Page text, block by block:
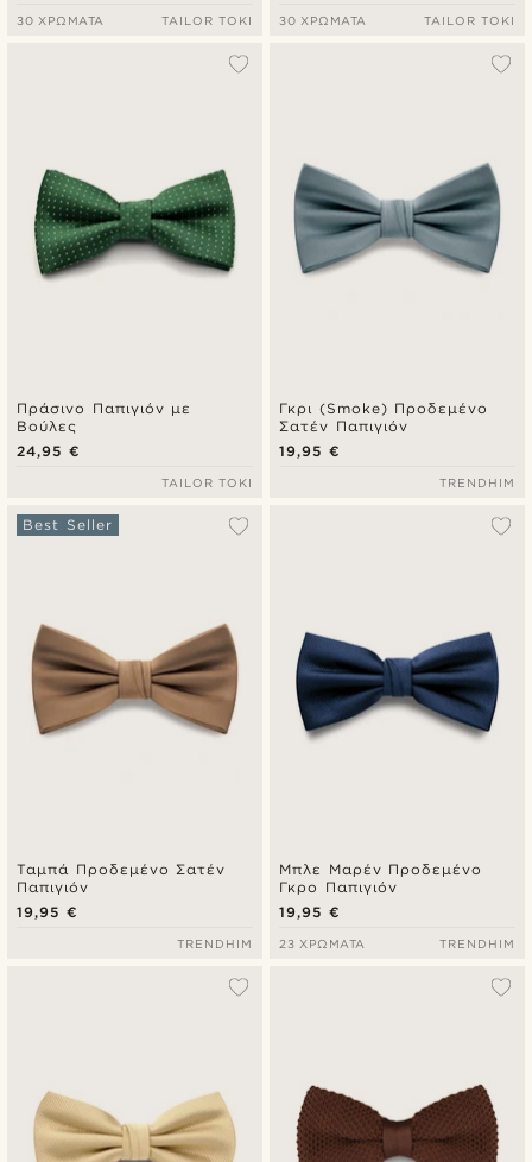
30 ΧΡΏΜΑΤΑ TAILOR TOKI 30 ΧΡΏΜΑΤΑ TAILOR TOKI
Πράσινο Παπιγιόν με
Βούλες
24,95 €
TAILOR TOKI
Γκρι (Smoke) Προδεμένο
Σατέν Παπιγιόν
19,95 €
TRENDHIM
Ταμπά Προδεμένο Σατέν
Παπιγιόν
Best Seller
19,95 €
TRENDHIM
Μπλε Μαρέν Προδεμένο
Γκρο Παπιγιόν
19,95 €
23 ΧΡΏΜΑΤΑ TRENDHIM